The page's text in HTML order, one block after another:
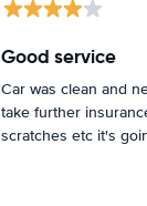
Good service
Car was clean and
take further
scratches etc it's